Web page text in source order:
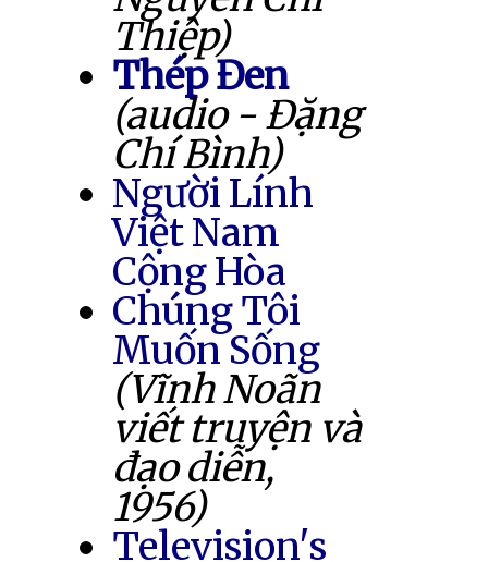
Thiệp)
Thép Đen
(audio - Đặng
Chí Bình)
Người Lính
Việt Nam
Cộng Hòa
Chúng Tôi
Muốn Sống
(Vĩnh Noãn
viết truyện và
đạo diễn,
1956)
Television's